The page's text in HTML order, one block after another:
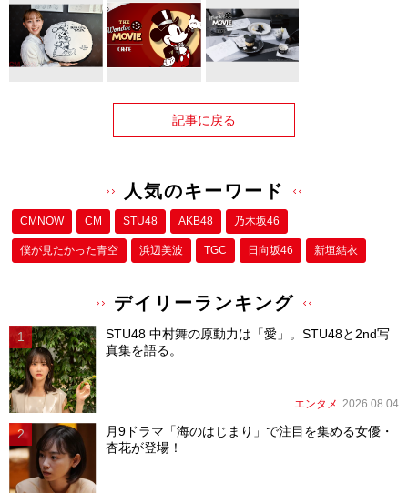
記事に戻る
人気のキーワード
CMNOW CM STU48 AKB48 乃木坂46
僕が⾒たかった⻘空 浜辺美波 TGC 日向坂46 新垣結衣
デイリーランキング
STU48 中村舞の原動力は「愛」。STU48と2nd写
真集を語る。
エンタメ 2026.08.04
月9ドラマ「海のはじまり」で注目を集める女優・
杏花が登場！